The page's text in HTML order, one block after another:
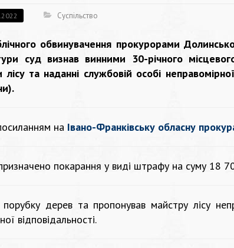
Суспільство
обвинувачення прокурорами
суд визнав винними 30-річного
лісу та наданні службовій особі
на Івано-Франківську обласну
покарання у виді штрафу на суму 18
порубку дерев та пропонував майстру лісу
відповідальності.